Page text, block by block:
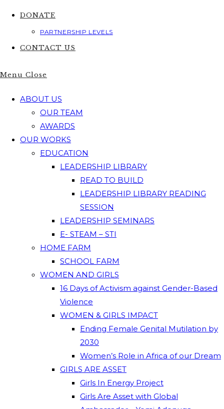
DONATE
PARTNERSHIP LEVELS
CONTACT US
Menu Close
ABOUT US
OUR TEAM
AWARDS
OUR WORKS
EDUCATION
LEADERSHIP LIBRARY
READ TO BUILD
LEADERSHIP LIBRARY READING
SESSION
LEADERSHIP SEMINARS
E- STEAM – STI
HOME FARM
SCHOOL FARM
WOMEN AND GIRLS
16 Days of Activism against Gender-Based
Violence
WOMEN & GIRLS IMPACT
Ending Female Genital Mutilation by
2030
Women’s Role in Africa of our Dream
GIRLS ARE ASSET
Girls In Energy Project
Girls Are Asset with Global